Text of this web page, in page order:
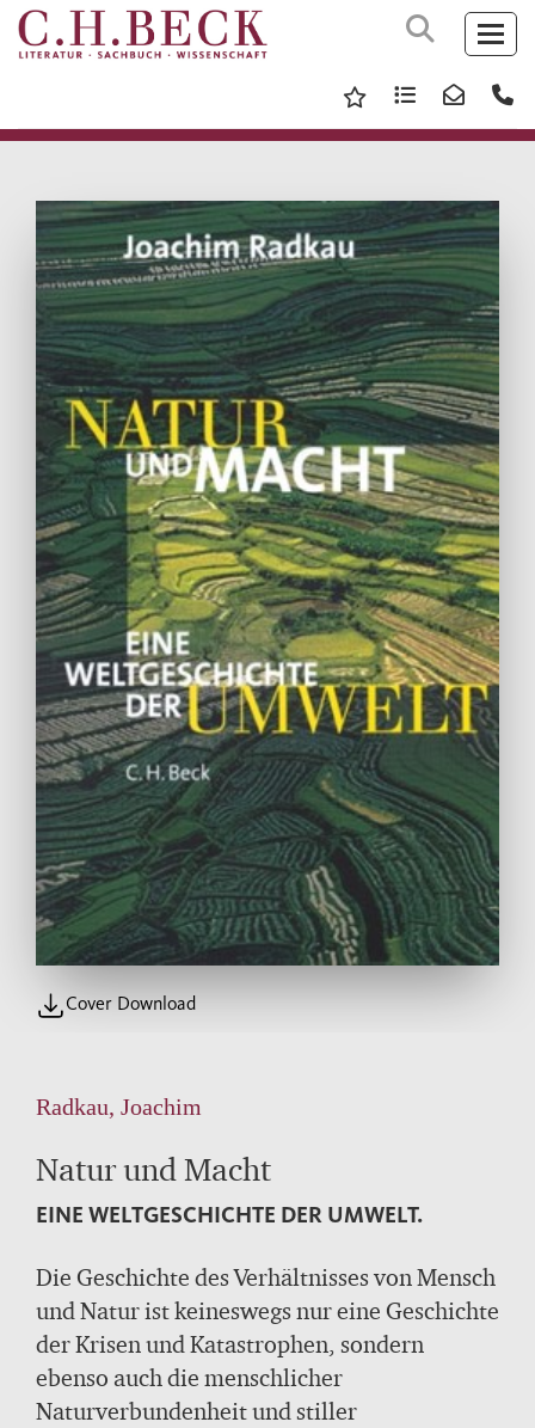
Cover Download
Radkau, Joachim
Natur und Macht
EINE WELTGESCHICHTE DER UMWELT.
Die Geschichte des Verhältnisses von Mensch
und Natur ist keineswegs nur eine Geschichte
der Krisen und Katastrophen, sondern
ebenso auch die menschlicher
Naturverbundenheit und stiller